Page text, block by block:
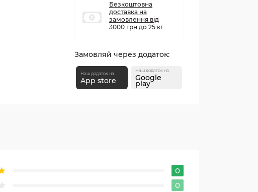
Безкоштовна
доставка на
замовлення від
3000 грн до 25 кг
Замовляй через додаток:
Наш додаток на
App store
Наш додаток на
Google
play
0
0